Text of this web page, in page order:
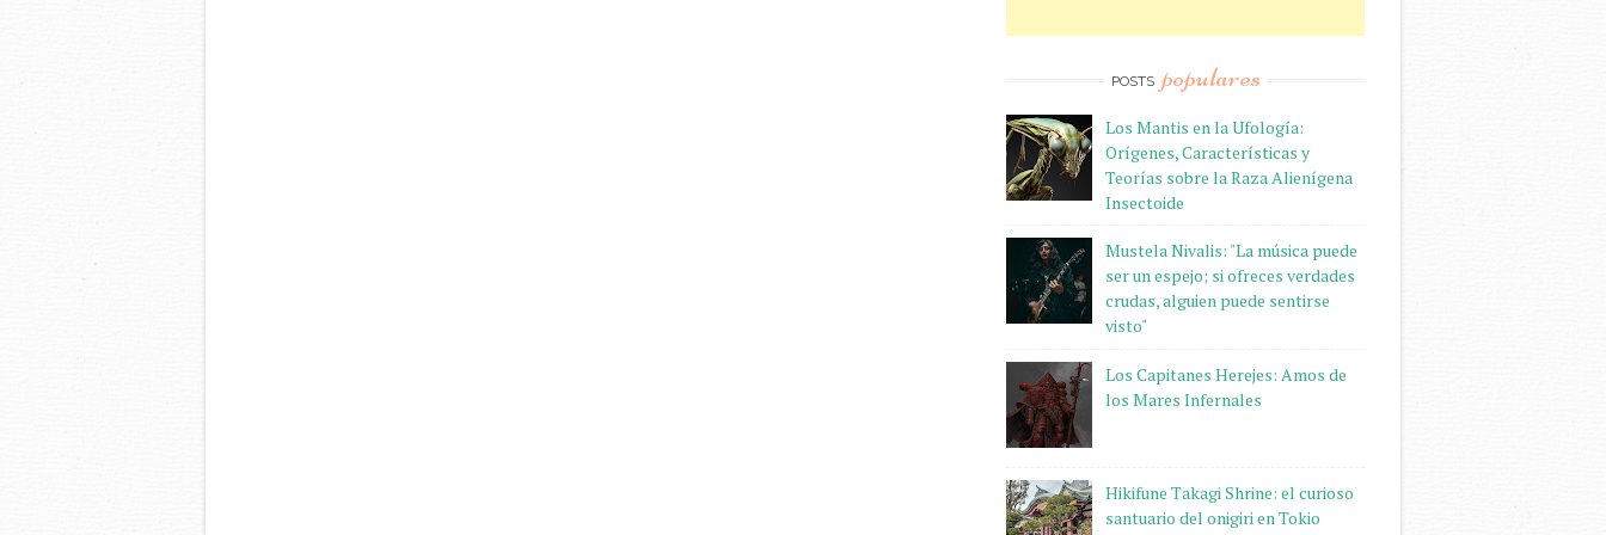
POSTS populares
Los Mantis en la Ufología:
Orígenes, Características y
Teorías sobre la Raza Alienígena
Insectoide
Mustela Nivalis: "La música puede
ser un espejo; si ofreces verdades
crudas, alguien puede sentirse
visto"
Los Capitanes Herejes: Amos de
los Mares Infernales
Hikifune Takagi Shrine: el curioso
santuario del onigiri en Tokio